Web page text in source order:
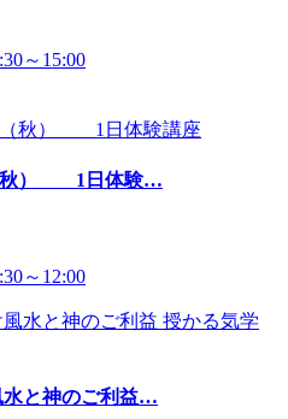
～15:00
秋） 1日体験…
～12:00
と神のご利益…